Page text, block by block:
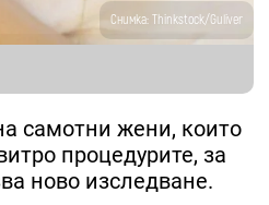
Снимка: Thinkstock/Guliver
самотни жени, които
процедурите, за
ново изследване.